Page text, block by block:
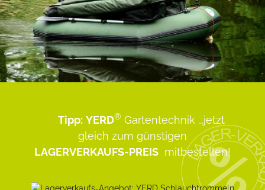
Tipp: YERD® Gartentechnik ...jetzt
gleich zum günstigen
LAGERVERKAUFS-PREIS mitbestellen!